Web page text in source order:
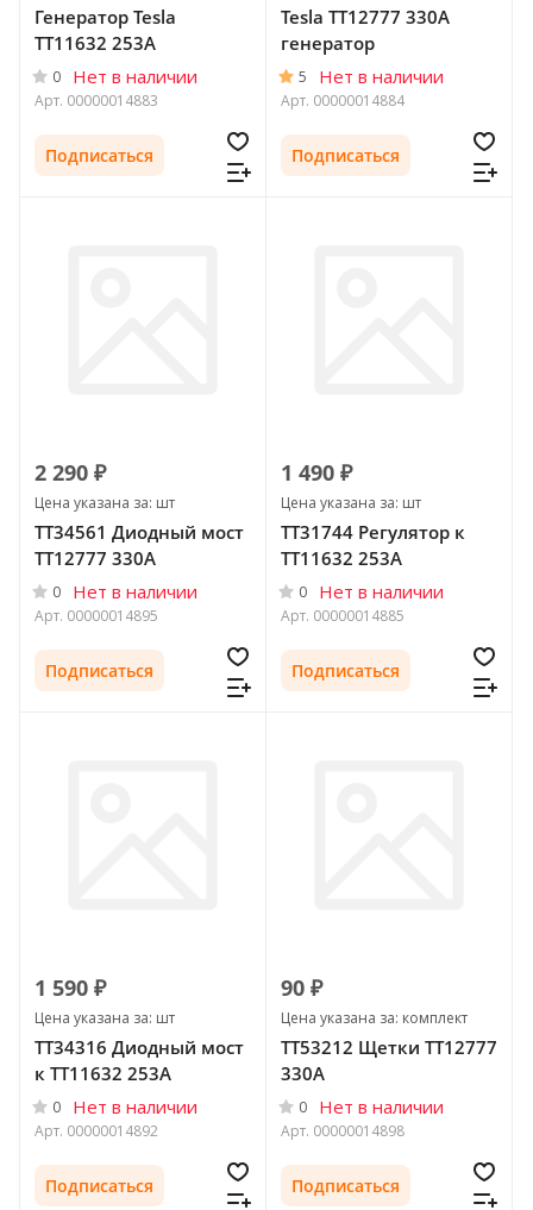
Генератор Tesla
TT11632 253A
0 Нет в наличии
Арт. 00000014883
Подписаться
Tesla TT12777 330A
генератор
5 Нет в наличии
Арт. 00000014884
Подписаться
2 290 ₽
Цена указана за: шт
ТТ34561 Диодный мост
ТТ12777 330А
0 Нет в наличии
Арт. 00000014895
Подписаться
1 490 ₽
Цена указана за: шт
TT31744 Регулятор к
TT11632 253А
0 Нет в наличии
Арт. 00000014885
Подписаться
1 590 ₽
Цена указана за: шт
ТТ34316 Диодный мост
к ТТ11632 253А
0 Нет в наличии
Арт. 00000014892
Подписаться
90 ₽
Цена указана за: комплект
ТТ53212 Щетки ТТ12777
330А
0 Нет в наличии
Арт. 00000014898
Подписаться